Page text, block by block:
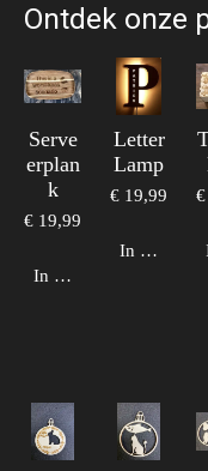
Ontdek onze
Serve
erplan
k
€ 19,99
In winkelwagen
Letter
Lamp
€ 19,99
In